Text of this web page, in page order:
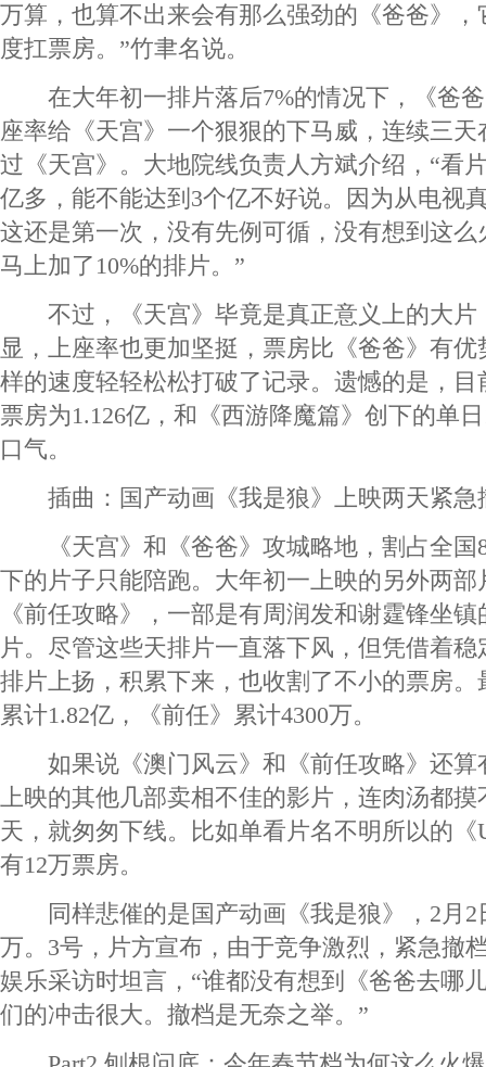
万算，也算不出来会有那么强劲的《爸爸》
度扛票房。”竹聿名说。
在大年初一排片落后7%的情况下，《爸爸
座率给《天宫》一个狠狠的下马威，连续三
过《天宫》。大地院线负责人方斌介绍，“看
亿多，能不能达到3个亿不好说。因为从电视
这还是第一次，没有先例可循，没有想到这
马上加了10%的排片。”
不过，《天宫》毕竟是真正意义上的大片
显，上座率也更加坚挺，票房比《爸爸》有
样的速度轻轻松松打破了记录。遗憾的是，
票房为1.126亿，和《西游降魔篇》创下的单
口气。
插曲：国产动画《我是狼》上映两天紧急
《天宫》和《爸爸》攻城略地，割占全国
下的片子只能陪跑。大年初一上映的另外两
《前任攻略》，一部是有周润发和谢霆锋坐
片。尽管这些天排片一直落下风，但凭借着
排片上扬，积累下来，也收割了不小的票房
累计1.82亿，《前任》累计4300万。
如果说《澳门风云》和《前任攻略》还算
上映的其他几部卖相不佳的影片，连肉汤都
天，就匆匆下线。比如单看片名不明所以的
有12万票房。
同样悲催的是国产动画《我是狼》，2月2
万。3号，片方宣布，由于竞争激烈，紧急撤
娱乐采访时坦言，“谁都没有想到《爸爸去哪
们的冲击很大。撤档是无奈之举。”